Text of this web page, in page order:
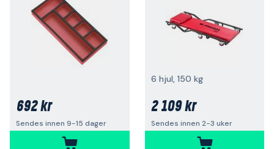
692 kr
Sendes innen 9-15 dager
6 hjul, 150 kg
2 109 kr
Sendes innen 2-3 uker